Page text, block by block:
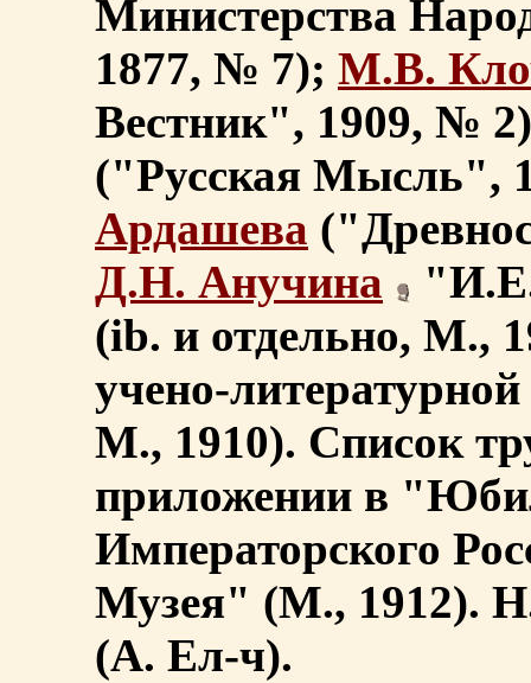
Министерства
1877, № 7); М.В.
Вестник", 1909, №
("Русская Мысль",
Ардашева
Д.Н. Анучина
(ib. и отдельно, М.,
учено-
М., 1910). Список
приложении в
Императорского
Музея" (М., 1912).
(А. Ел-ч).